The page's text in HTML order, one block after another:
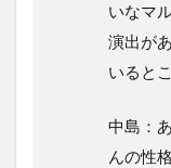
いなマ
演出が
いると
中島：
んの性